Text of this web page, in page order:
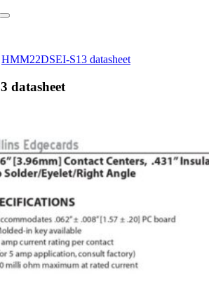
HMM22DSEI-S13 datasheet
datasheet